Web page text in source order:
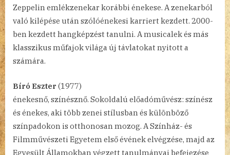
Zeppelin emlékzenekar korábbi énekese. A zenekarból
való kilépése után szólóénekesi karriert kezdett. 2000-
ben kezdett hangképzést tanulni. A musicalek és más
klasszikus műfajok világa új távlatokat nyitott a
számára.
Bíró Eszter (1977)
énekesnő, színésznő. Sokoldalú előadóművész: színész
és énekes, aki több zenei stílusban és különböző
színpadokon is otthonosan mozog. A Színház- és
Filmművészeti Egyetem első évének elvégzése, majd az
Egyesült Államokban végzett tanulmányai befejezése